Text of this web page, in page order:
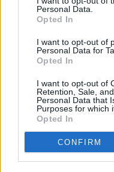
Personal Data.
Opted In
I want to opt-out of
Personal Data for
Opted In
I want to opt-out of
Retention, Sale,
Personal Data that
Purposes for which
Opted In
CONFIRM
σαφούς πλαισίου
«απογειωθούν» τα